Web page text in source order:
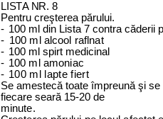
LI STA NR. 8
Pentru creşterea părului.
- 100 ml din Lista 7 contra căderii
- 100 ml alcool raflnat
- 100 ml spirt medicinal
- 100 ml amoniac
- 100 ml lapte fiert
Se amestecă toate împreună şi
fiecare seară 15-20 de
minute.